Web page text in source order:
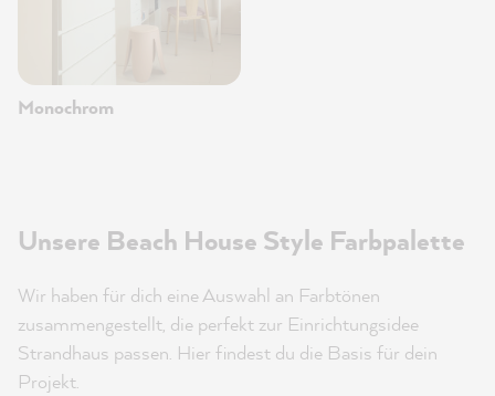
Monochrom
Unsere Beach House Style Farbpalette
Wir haben für dich eine Auswahl an Farbtönen
zusammengestellt, die perfekt zur Einrichtungsidee
Strandhaus passen. Hier findest du die Basis für dein
Projekt.